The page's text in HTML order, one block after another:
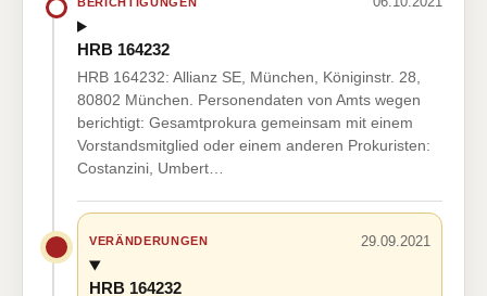
HRB 164232
HRB 164232: Allianz SE, München, Königinstr. 28,
80802 München. Personendaten von Amts wegen
berichtigt: Gesamtprokura gemeinsam mit einem
Vorstandsmitglied oder einem anderen Prokuristen:
Costanzini, Umbert…
VERÄNDERUNGEN 29.09.2021
HRB 164232